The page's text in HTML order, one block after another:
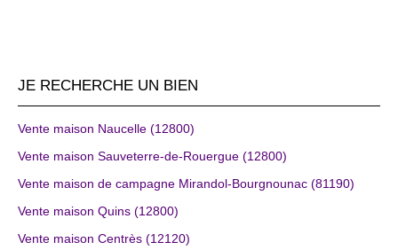
JE RECHERCHE UN BIEN
Vente maison Naucelle (12800)
Vente maison Sauveterre-de-Rouergue (12800)
Vente maison de campagne Mirandol-Bourgnounac (81190)
Vente maison Quins (12800)
Vente maison Centrès (12120)